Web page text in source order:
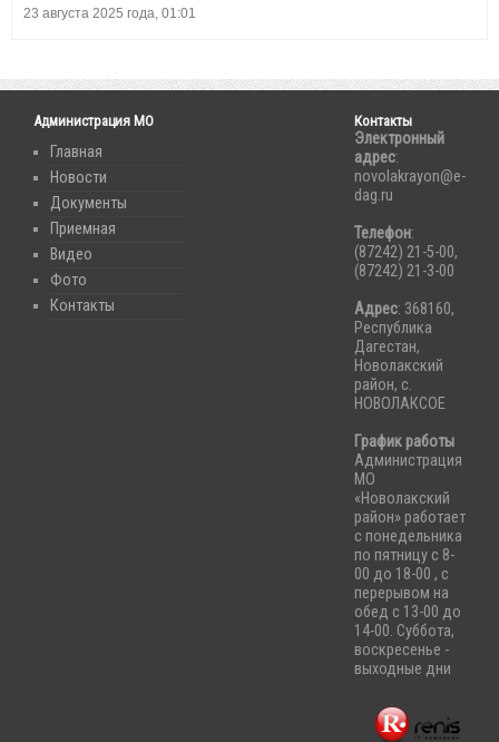
23 августа 2025 года, 01:01
Администрация МО
Главная
Новости
Документы
Приемная
Видео
Фото
Контакты
Контакты
Электронный
адрес:
novolakrayon@e-
dag.ru
Телефон:
(87242) 21-5-00,
(87242) 21-3-00
Адрес: 368160,
Республика
Дагестан,
Новолакский
район, с.
НОВОЛАКСОЕ
График работы
Администрация
МО
«Новолакский
район» работает
с понедельника
по пятницу с 8-
00 до 18-00 , с
перерывом на
обед с 13-00 до
14-00. Суббота,
воскресенье -
выходные дни